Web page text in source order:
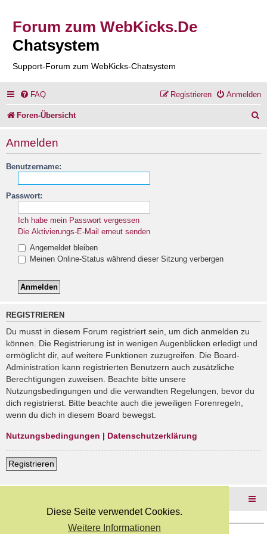
Diese Seite verwendet Cookies.
Weitere Informationen
Forum zum WebKicks.De
Chatsystem
Support-Forum zum WebKicks-Chatsystem
FAQ Anmelden
Registrieren
Foren-Übersicht
Anmelden
Benutzername:
Passwort:
Ich habe mein Passwort vergessen
Die Aktivierungs-E-Mail erneut senden
Angemeldet bleiben
Meinen Online-Status während dieser Sitzung verbergen
REGISTRIEREN
Du musst in diesem Forum registriert sein, um dich anmelden zu
können. Die Registrierung ist in wenigen Augenblicken erledigt und
ermöglicht dir, auf weitere Funktionen zuzugreifen. Die Board-
Administration kann registrierten Benutzern auch zusätzliche
Berechtigungen zuweisen. Beachte bitte unsere
Nutzungsbedingungen und die verwandten Regelungen, bevor du
dich registrierst. Bitte beachte auch die jeweiligen Forenregeln,
wenn du dich in diesem Board bewegst.
Nutzungsbedingungen | Datenschutzerklärung
Registrieren